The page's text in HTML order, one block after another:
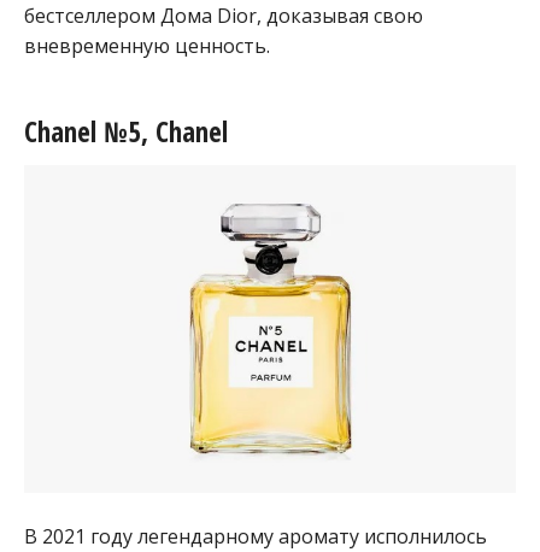
бестселлером Дома Dior, доказывая свою
вневременную ценность.
Chanel №5, Chanel
В 2021 году легендарному аромату исполнилось